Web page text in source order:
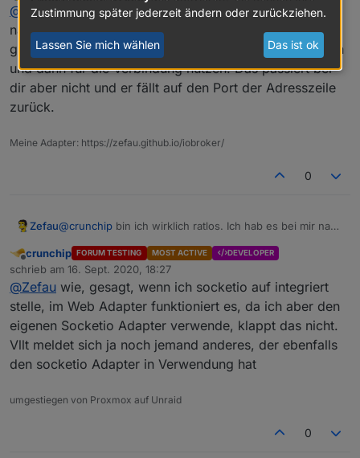
Sowohl dein Web-Adapter als auch socket
laufen ohne Verschlüsselung
ja siehe Screen
https://forum.iobroker.net/post/489029
@Zefausagte injarvis - just another remarkable vis:
probier ich dann aus
jarvis - just another remarkable vis
Die Kachel in ioBroker sollte eine URL öffnen
die URL ist ok....unverschlüsselt(http)
@ Zefausagte in jarvis - just another remarkable vis
Die Daten verarbeitet jarvis und nutzt die
angegebenen Daten zur Verbindung.
das funktioniert nicht
Offline
@ crunchipbin ich wirklich ratlos. Ich hab es bei mir
nach deiner Konfiguration nachgestellt und bei mir
geht's. Jarvis sollte den Parameter
socketPort auslesen
und dann für die Verbindung nutzen. Das passiert bei
dir aber nicht und er fällt auf den Port der Adresszeile
zurück.
Meine Adapter: https://zefau.github.io/iobroker/
0
Zefau@crunchip bin ich wirklich ratlos. Ich hab es bei mir nach
Jarvis sollte den ParametersocketPortauslesen und
dann für die Verbindung nutzen. Das passiert bei dir
aber nicht und er fällt auf den Port der Adresszeile
zurück.
Offline
crunchip FORUM TESTING MOST ACTIVE DEVELOPER
schrieb am 16. Sept. 2020, 18:27
zuletzt editiert von
@Zefau wie, gesagt, wenn ich socketio auf integriert
stelle, im Web Adapter funktioniert es, da ich aber den
eigenen Socketio Adapter verwende, klappt das nicht.
Vllt meldet sich ja noch jemand anderes, der ebenfalls
den socketio Adapter in Verwendung hat
umgestiegen von Proxmox auf Unraid
0
Zustimmung später jederzeit ändern oder zurückziehen.
Lassen Sie mich wählen Das ist ok